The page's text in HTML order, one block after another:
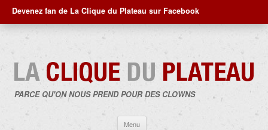
Devenez fan de La Clique du Plateau sur Facebook
PARCE QU'ON NOUS PREND POUR DES CLOWNS
Menu